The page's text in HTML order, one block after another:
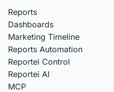
Reports
Dashboards
Marketing Timeline
Reports Automation
Reportei Control
Reportei AI
MCP